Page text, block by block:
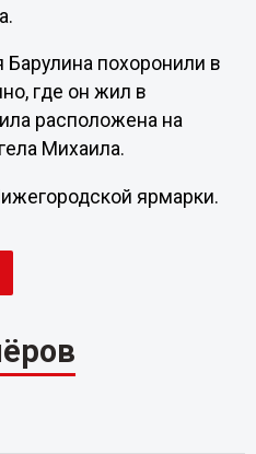
Барулина похоронили в
где он жил в
расположена на
Михаила.
ярмарки.